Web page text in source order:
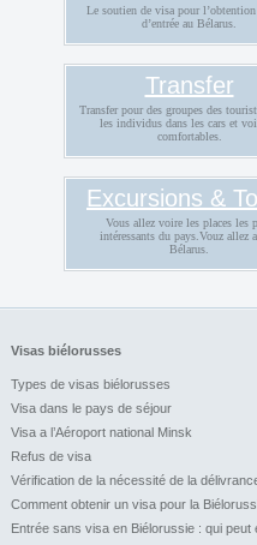
Le soutien de visa pour
d’entrée au Bélarus.
Transfer
Transfer pour des groupes des
les individus dans les cars et
comfortables.
Excursions &
Vous allez voire les places les
intéressants du pays.Vouz allez
Bélarus.
Visas biélorusses
Types de visas biélorusses
Visa dans le pays de séjour
Visa a l’Aéroport national Minsk
Refus de visa
Vérification de la nécessité de la
Comment obtenir un visa pour la
Entrée sans visa en Biélorussie : qui peut